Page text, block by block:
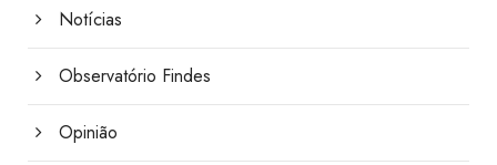
Notícias
Observatório Findes
Opinião